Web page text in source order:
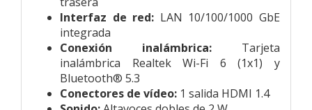
Interfaz de red: LAN 10/100/1000 GbE
integrada
Conexión inalámbrica: Tarjeta
inalámbrica Realtek Wi-Fi 6 (1x1) y
Bluetooth® 5.3
Conectores de vídeo: 1 salida HDMI 1.4